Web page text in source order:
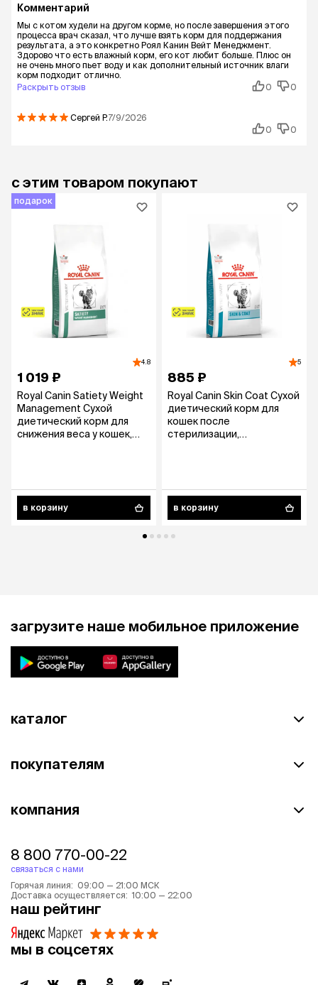
Комментарий
Мы с котом худели на другом корме, но после завершения этого
процесса врач сказал, что лучше взять корм для поддержания
результата, а это конкретно Роял Канин Вейт Менеджмент.
Здорово что есть влажный корм, его кот любит больше. Плюс он
не очень много пьет воду и как дополнительный источник влаги
корм подходит отлично.
Раскрыть отзыв
0 0
Сергей Р.7/9/2026
0
0
с этим товаром покупают
подарок
4.8
1 019 ₽
Royal Canin Satiety Weight
Management Сухой
диетический корм для
снижения веса у кошек,
в корзину
5
885 ₽
Royal Canin Skin Coat Сухой
диетический корм для
кошек после
стерилизации,
выпадении шерсти, 350 гр.
в корзину
загрузите наше мобильное приложение
каталог
покупателям
компания
8 800 770-00-22
связаться с нами
Горячая линия: 09:00 — 21:00 МСК
Доставка осуществляется: 10:00 — 22:00
наш рейтинг
мы в соцсетях